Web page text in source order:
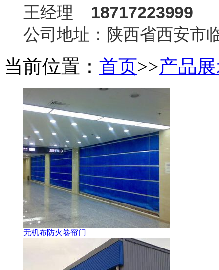
王经理 18717223999
公司地址：陕西省西安市
当前位置： 首页>>产品
无机布防火卷帘门